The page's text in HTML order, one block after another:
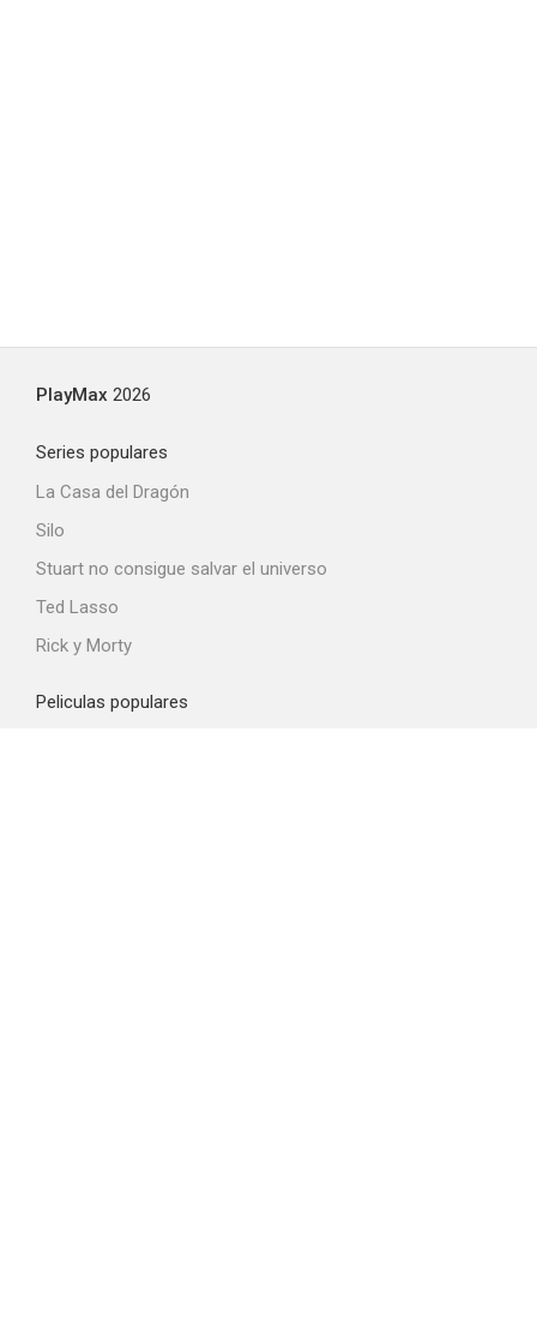
PlayMax 2026
Series populares
La Casa del Dragón
Silo
Stuart no consigue salvar el universo
Ted Lasso
Rick y Morty
Peliculas populares